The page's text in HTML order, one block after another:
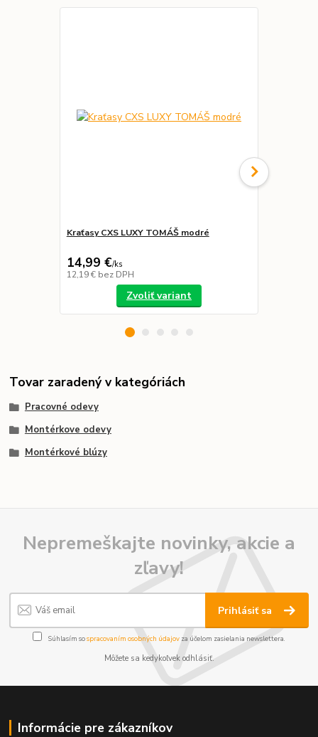
Kraťasy CXS LUXY TOMÁŠ modré
14,99 €/ks
12,19 € bez DPH
Zvoliť variant
Tovar zaradený v kategóriách
Pracovné odevy
Montérkove odevy
Montérkové blúzy
Nepremeškajte novinky, akcie a
zľavy!
Prihlásiť sa
Súhlasím sospracovaním osobných údajov za účelom zasielania newslettera.
Môžete sa kedykoľvek odhlásiť.
Informácie pre zákazníkov